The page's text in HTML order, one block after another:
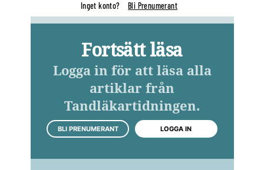
Inget konto? Bli Prenumerant
Fortsätt läsa
Logga in för att läsa alla
artiklar från
Tandläkartidningen.
BLI PRENUMERANT LOGGA IN